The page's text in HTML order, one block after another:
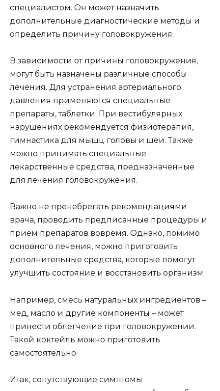
специалистом. Он может назначить
дополнительные диагностические методы и
определить причину головокружения.
В зависимости от причины головокружения,
могут быть назначены различные способы
лечения. Для устранения артериального
давления применяются специальные
препараты, таблетки. При вестибулярных
нарушениях рекомендуется физиотерапия,
гимнастика для мышц головы и шеи. Также
можно принимать специальные
лекарственные средства, предназначенные
для лечения головокружения.
Важно не пренебрегать рекомендациями
врача, проводить предписанные процедуры и
прием препаратов вовремя. Однако, помимо
основного лечения, можно приготовить
дополнительные средства, которые помогут
улучшить состояние и восстановить организм.
Например, смесь натуральных ингредиентов –
мед, масло и другие компоненты – может
принести облегчение при головокружении.
Такой коктейль можно приготовить
самостоятельно.
Итак, сопутствующие симптомы